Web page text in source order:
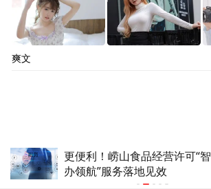
合肥市核发安徽首张医疗器械经营许可电
子证书
爽文